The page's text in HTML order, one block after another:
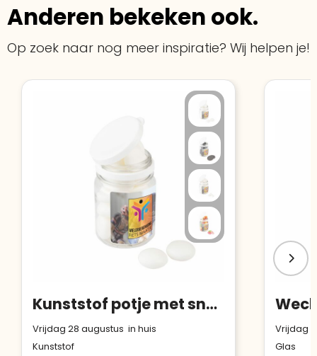
Anderen bekeken ook.
Op zoek naar nog meer inspiratie? Wij helpen je!
Kunststof potje met snoep
Vrijdag 28 augustus in huis
Kunststof
Vrijdag
Glas